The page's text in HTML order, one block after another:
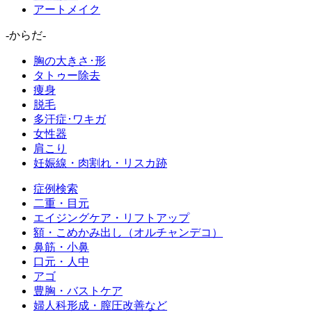
アートメイク
-からだ-
胸の大きさ･形
タトゥー除去
痩身
脱毛
多汗症･ワキガ
女性器
肩こり
妊娠線・肉割れ・リスカ跡
症例検索
二重・目元
エイジングケア・リフトアップ
額・こめかみ出し（オルチャンデコ）
鼻筋・小鼻
口元・人中
アゴ
豊胸・バストケア
婦人科形成・膣圧改善など